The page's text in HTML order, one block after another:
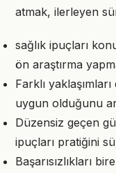
atmak, ilerleyen
sağlık ipuçları
ön araştırma
Farklı
uygun olduğunu
Düzensiz geçen
ipuçları pratiğini
Başarısızlıkları